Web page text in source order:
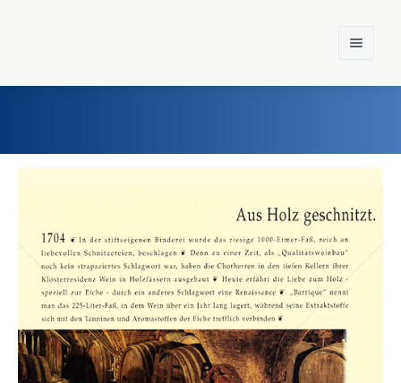
Marken
Konzerne
Epoche